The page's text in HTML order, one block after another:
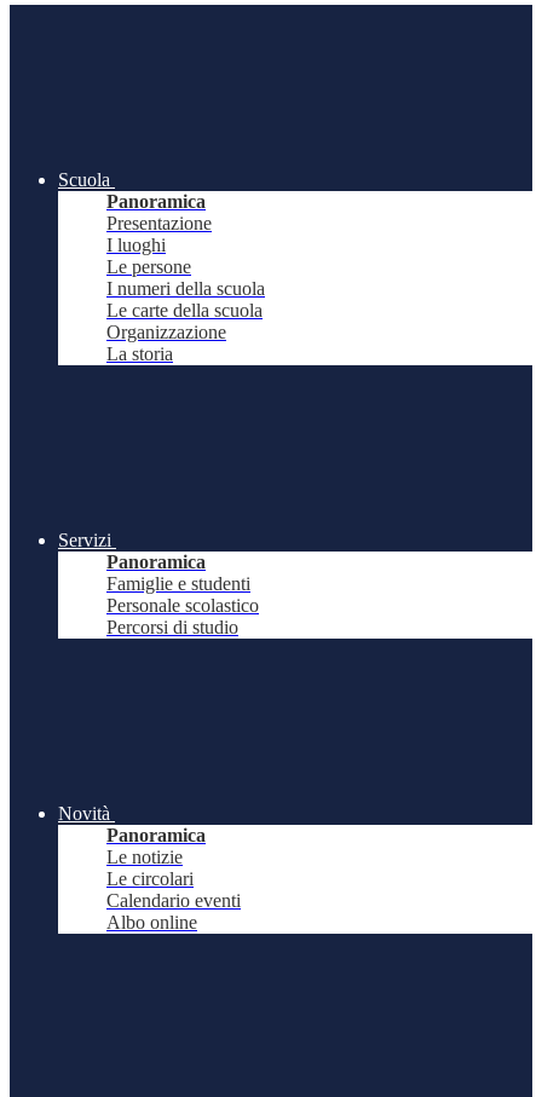
Scuola
Panoramica
Presentazione
I luoghi
Le persone
I numeri della scuola
Le carte della scuola
Organizzazione
La storia
Servizi
Panoramica
Famiglie e studenti
Personale scolastico
Percorsi di studio
Novità
Panoramica
Le notizie
Le circolari
Calendario eventi
Albo online